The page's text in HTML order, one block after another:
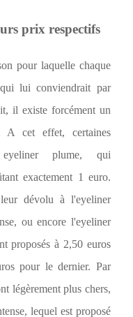
prix respectifs
pour laquelle chaque
lui conviendrait par
il existe forcément un
A cet effet, certaines
plume, qui
exactement 1 euro.
dévolu à l'eyeliner
ou encore l'eyeliner
proposés à 2,50 euros
pour le dernier. Par
légèrement plus chers,
lequel est proposé